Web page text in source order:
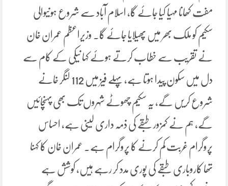
مفت کھانا مہیا کیا جائے گا، اسلام آباد سے شروع ہونیوالی
سکیم کو ملک بھر میں پھیلایا جائے گا۔ وزیراعظم عمران خان
نے تقریب سے خطاب کرتے ہوئے کہا نیکی کے کام سے
دل میں سکون پیدا ہوتا ہے، پہلے فیز میں 112 لنگر خانے
شروع کریں گے، یہ سکیم چھوٹے شہروں تک بھی پہنچائیں
گے، ہم نے کمزور طبقے کی ذمہ داری لینی ہے، احساس
پروگرام غربت کم کرنے کا پروگرام ہے۔ عمران خان کا کہنا
تھا کاروباری طبقے کی پوری مدد کر رہے ہیں، کوشش ہے